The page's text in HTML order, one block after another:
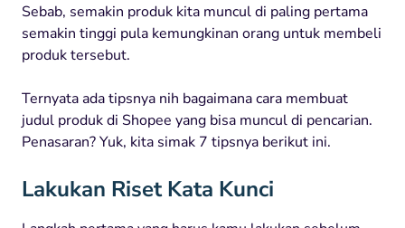
Sebab, semakin produk kita muncul di paling pertama
semakin tinggi pula kemungkinan orang untuk membeli
produk tersebut.
Ternyata ada tipsnya nih bagaimana cara membuat
judul produk di Shopee yang bisa muncul di pencarian.
Penasaran? Yuk, kita simak 7 tipsnya berikut ini.
Lakukan Riset Kata Kunci